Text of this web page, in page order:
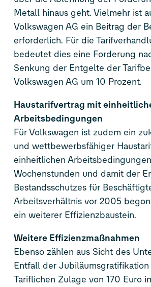
Metall hinaus geht. Vielmehr ist
Volkswagen AG ein Beitrag der
erforderlich. Für die
bedeutet dies eine Forderung
Senkung der Entgelte der
Volkswagen AG um 10 Prozent.
Haustarifvertrag mit
Arbeitsbedingungen
Für Volkswagen ist zudem ein
und wettbewerbsfähiger
einheitlichen
Wochenstunden und damit der
Bestandsschutzes für
Arbeitsverhältnis vor 2005
ein weiterer Effizienzbaustein.
Weitere Effizienzmaßnahmen
Ebenso zählen aus Sicht des
Entfall der
Tariflichen Zulage von 170 Euro